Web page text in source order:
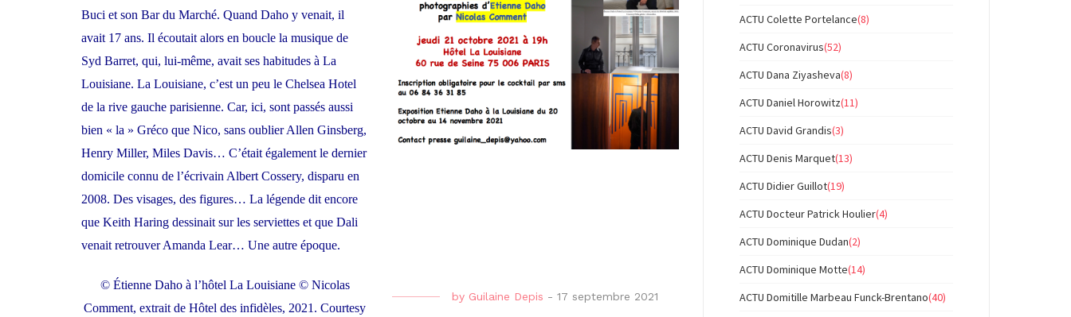
Buci et son Bar du Marché. Quand Daho y venait, il
avait 17 ans. Il écoutait alors en boucle la musique de
Syd Barret, qui, lui-même, avait ses habitudes à La
Louisiane. La Louisiane, c’est un peu le Chelsea Hotel
de la rive gauche parisienne. Car, ici, sont passés aussi
bien « la » Gréco que Nico, sans oublier Allen Ginsberg,
Henry Miller, Miles Davis… C’était également le dernier
domicile connu de l’écrivain Albert Cossery, disparu en
2008. Des visages, des figures… La légende dit encore
que Keith Haring dessinait sur les serviettes et que Dali
venait retrouver Amanda Lear… Une autre époque.
© Étienne Daho à l’hôtel La Louisiane © Nicolas
Comment, extrait de Hôtel des infidèles, 2021. Courtesy
by Guilaine Depis - 17 septembre 2021
ACTU Colette Portelance(8)
ACTU Coronavirus(52)
ACTU Dana Ziyasheva(8)
ACTU Daniel Horowitz(11)
ACTU David Grandis(3)
ACTU Denis Marquet(13)
ACTU Didier Guillot(19)
ACTU Docteur Patrick Houlier(4)
ACTU Dominique Dudan(2)
ACTU Dominique Motte(14)
ACTU Domitille Marbeau Funck-Brentano(40)